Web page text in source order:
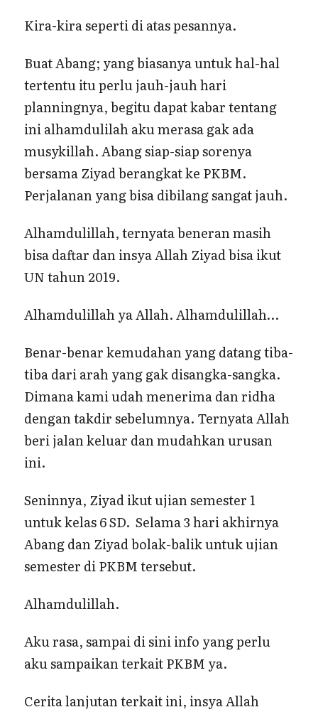
Kira-kira seperti di atas pesannya.
Buat Abang; yang biasanya untuk hal-hal
tertentu itu perlu jauh-jauh hari
planningnya, begitu dapat kabar tentang
ini alhamdulilah aku merasa gak ada
musykillah. Abang siap-siap sorenya
bersama Ziyad berangkat ke PKBM.
Perjalanan yang bisa dibilang sangat jauh.
Alhamdulillah, ternyata beneran masih
bisa daftar dan insya Allah Ziyad bisa ikut
UN tahun 2019.
Alhamdulillah ya Allah. Alhamdulillah…
Benar-benar kemudahan yang datang tiba-
tiba dari arah yang gak disangka-sangka.
Dimana kami udah menerima dan ridha
dengan takdir sebelumnya. Ternyata Allah
beri jalan keluar dan mudahkan urusan
ini.
Seninnya, Ziyad ikut ujian semester 1
untuk kelas 6 SD. Selama 3 hari akhirnya
Abang dan Ziyad bolak-balik untuk ujian
semester di PKBM tersebut.
Alhamdulillah.
Aku rasa, sampai di sini info yang perlu
aku sampaikan terkait PKBM ya.
Cerita lanjutan terkait ini, insya Allah